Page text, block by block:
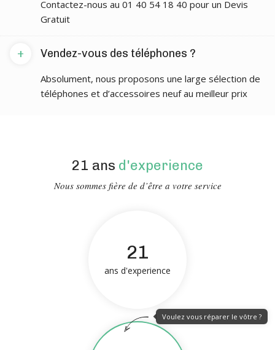
Contactez-nous au 01 40 54 18 40 pour un Devis
Gratuit
Vendez-vous des téléphones ?
+
Absolument, nous proposons une large sélection de
téléphones et d’accessoires neuf au meilleur prix
21 ans d'experience
Nous sommes fière de d’être a votre service
21
ans d'experience
Voulez vous réparer le vôtre ?